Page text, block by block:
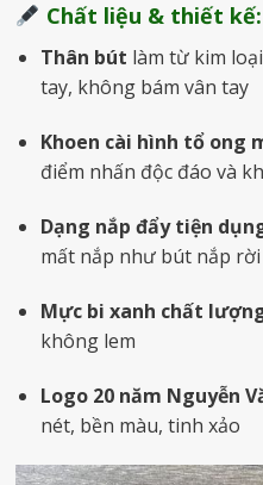
Chất liệu & thiết kế:
Thân bút làm từ kim
tay, không bám vân tay
Khoen cài hình tổ ong
điểm nhấn độc đáo và
Dạng nắp đẩy tiện
mất nắp như bút nắp
Mực bi xanh chất
không lem
Logo 20 năm Nguyễn
nét, bền màu, tinh xảo